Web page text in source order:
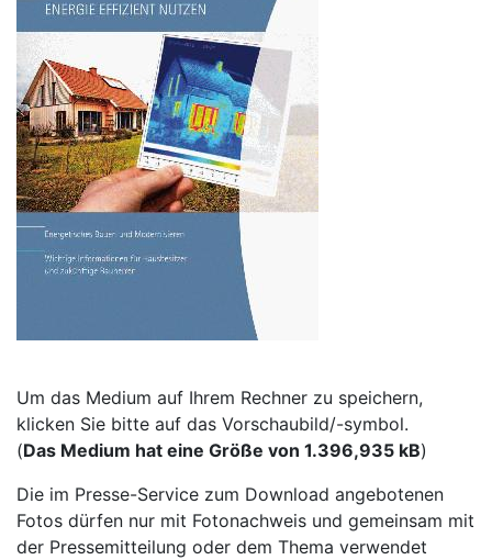
Um das Medium auf Ihrem Rechner zu speichern,
klicken Sie bitte auf das Vorschaubild/-symbol.
(Das Medium hat eine Größe von 1.396,935 kB)
Die im Presse-Service zum Download angebotenen
Fotos dürfen nur mit Fotonachweis und gemeinsam mit
der Pressemitteilung oder dem Thema verwendet